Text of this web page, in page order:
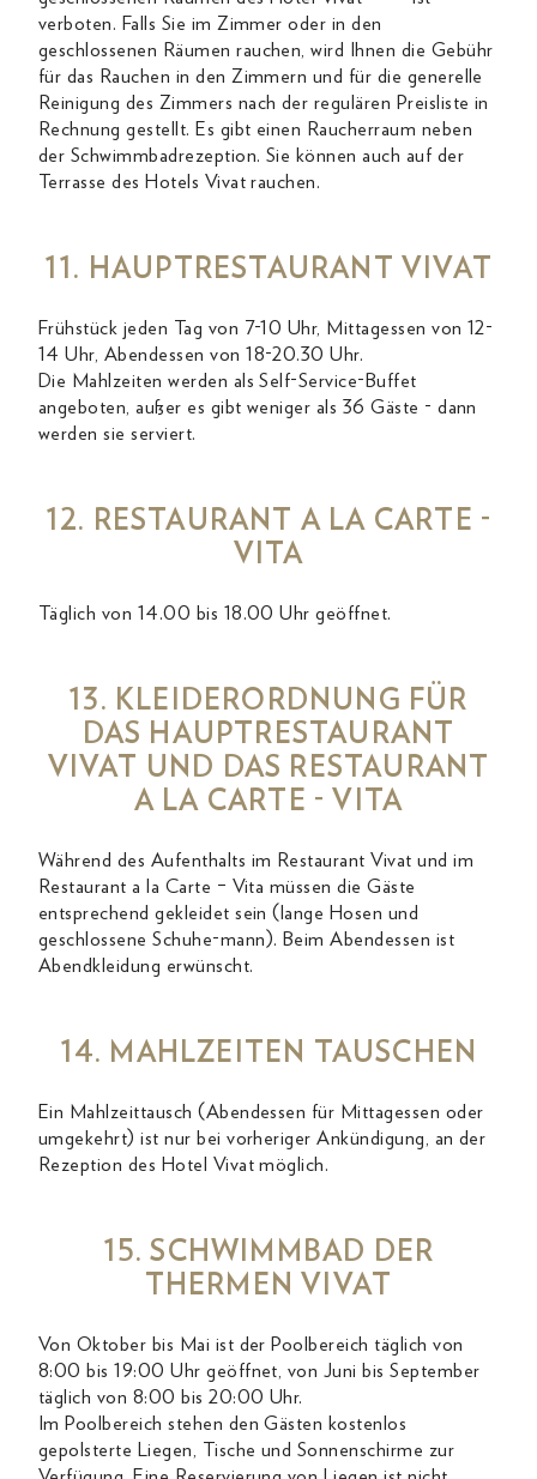
verboten. Falls Sie im Zimmer oder in den
geschlossenen Räumen rauchen, wird Ihnen die Gebühr
für das Rauchen in den Zimmern und für die generelle
Reinigung des Zimmers nach der regulären Preisliste in
Rechnung gestellt. Es gibt einen Raucherraum neben
der Schwimmbadrezeption. Sie können auch auf der
Terrasse des Hotels Vivat rauchen.
11. HAUPTRESTAURANT VIVAT
Frühstück jeden Tag von 7-10 Uhr, Mittagessen von 12-
14 Uhr, Abendessen von 18-20.30 Uhr.
Die Mahlzeiten werden als Self-Service-Buffet
angeboten, außer es gibt weniger als 36 Gäste - dann
werden sie serviert.
12. RESTAURANT A LA CARTE -
VITA
Täglich von 14.00 bis 18.00 Uhr geöffnet.
13. KLEIDERORDNUNG FÜR
DAS HAUPTRESTAURANT
VIVAT UND DAS RESTAURANT
A LA CARTE - VITA
Während des Aufenthalts im Restaurant Vivat und im
Restaurant a la Carte – Vita müssen die Gäste
entsprechend gekleidet sein (lange Hosen und
geschlossene Schuhe-mann). Beim Abendessen ist
Abendkleidung erwünscht.
14. MAHLZEITEN TAUSCHEN
Ein Mahlzeittausch (Abendessen für Mittagessen oder
umgekehrt) ist nur bei vorheriger Ankündigung, an der
Rezeption des Hotel Vivat möglich.
15. SCHWIMMBAD DER
THERMEN VIVAT
Von Oktober bis Mai ist der Poolbereich täglich von
8:00 bis 19:00 Uhr geöffnet, von Juni bis September
täglich von 8:00 bis 20:00 Uhr.
Im Poolbereich stehen den Gästen kostenlos
gepolsterte Liegen, Tische und Sonnenschirme zur